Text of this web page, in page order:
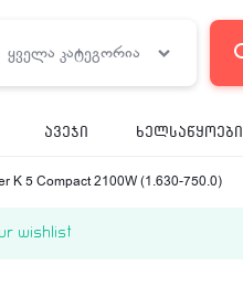
ყველა კატეგორია
ავეჯი ხელსაწყოები
K 5 Compact 2100W (1.630-750.0)
wishlist